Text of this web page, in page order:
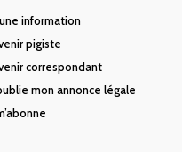
une information
pigiste
correspondant
mon annonce légale